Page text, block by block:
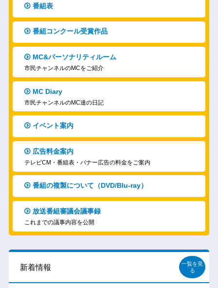
番組表
番組コンクール受賞作品
MC&パーソナリティルーム
市民チャンネルのMCをご紹介
MC Diary
市民チャンネルのMC達の日記
イベント案内
広告料金案内
テレビCM・番組表・バナー広告の料金をご案内
番組の複製について（DVD/Blu-ray）
放送番組審議会議事録
これまでの議事内容を公開
新着情報
一覧を見
る